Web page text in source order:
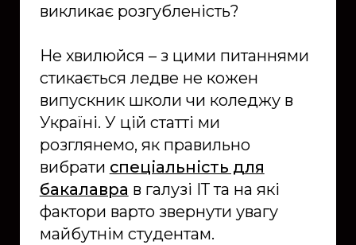
викликає розгубленість?
Не хвилюйся – з цими питаннями
стикається ледве не кожен
випускник школи чи коледжу в
Україні. У цій статті ми
розглянемо, як правильно
вибрати спеціальність для
бакалавра в галузі ІТ та на які
фактори варто звернути увагу
майбутнім студентам.